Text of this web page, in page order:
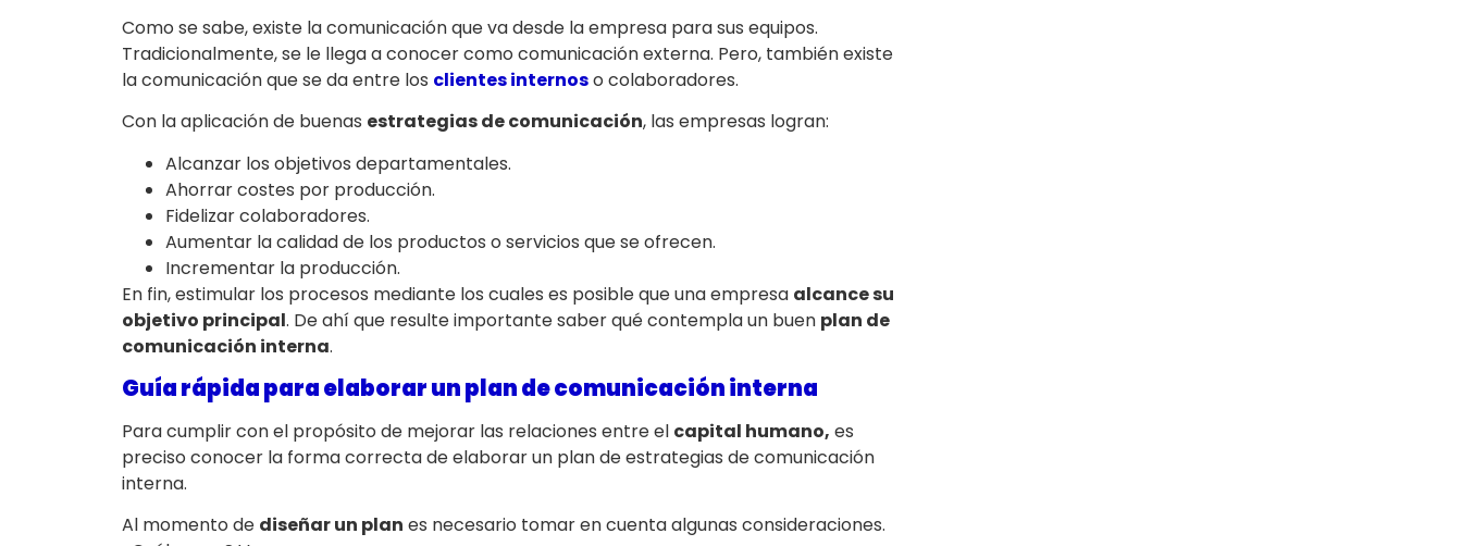
Como se sabe, existe la comunicación que va desde la empresa para sus equipos.
Tradicionalmente, se le llega a conocer como comunicación externa. Pero, también existe
la comunicación que se da entre los clientes internoso colaboradores.
Con la aplicación de buenas estrategias de comunicación, las empresas logran:
Alcanzar los objetivos departamentales.
Ahorrar costes por producción.
Fidelizar colaboradores.
Aumentar la calidad de los productos o servicios que se ofrecen.
Incrementar la producción.
En fin, estimular los procesos mediante los cuales es posible que una empresa alcance su
objetivo principal. De ahí que resulte importante saber qué contempla un buen plan de
comunicación interna.
Guía rápida para elaborar un plan de comunicación interna
Para cumplir con el propósito de mejorar las relaciones entre el capital humano, es
preciso conocer la forma correcta de elaborar un plan de estrategias de comunicación
interna.
Al momento de diseñar un plan es necesario tomar en cuenta algunas consideraciones.